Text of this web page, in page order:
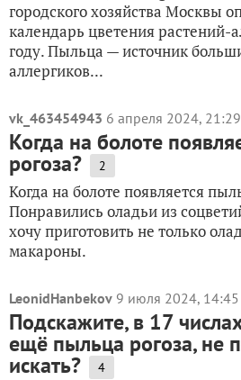
городского хозяйства Москвы
календарь цветения растений-
году. Пыльца — источник
аллергиков...
vk_463454943 6 апреля 2024, 21:29
Когда на болоте
рогоза? 2
Когда на болоте появляется
Понравились оладьи из
хочу приготовить не только
макароны.
LeonidHanbekov 9 июля 2024, 14:45
Подскажите, в 17
ещё пыльца рогоза, не
искать? 4